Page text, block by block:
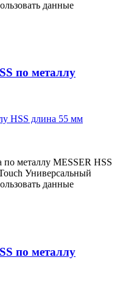
данные
по металлу
HSS длина 55 мм
по металлу MESSER HSS
Универсальный
данные
по металлу